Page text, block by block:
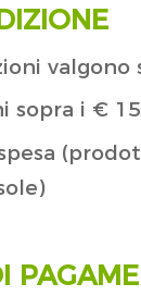
valgono
sopra i €